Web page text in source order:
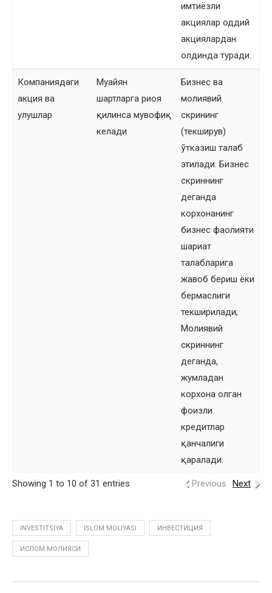
имтиёзли
акциялар оддий
акциялардан
олдинда туради.
Компаниядаги
акция ва
улушлар
Муайян
шартларга риоя
қилинса мувофиқ
келади
Бизнес ва
молиявий
скрининг
(текширув)
ўтказиш талаб
этилади. Бизнес
скриннинг
деганда
корхонанинг
бизнес фаолияти
шариат
талабларига
жавоб бериш ёки
бермаслиги
текширилади;
Молиявий
скриннинг
деганда,
жумладан
корхона олган
фоизли
кредитлар
қанчалиги
қаралади.
Showing 1 to 10 of 31 entries Previous Next
INVESTITSIYA ISLOM MOLIYASI ИНВЕСТИЦИЯ
ИСЛОМ МОЛИЯСИ